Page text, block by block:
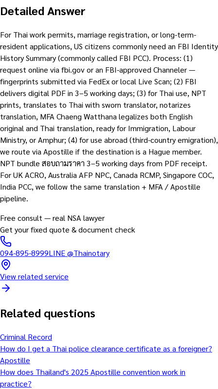
Detailed Answer
For Thai work permits, marriage registration, or long-term-
resident applications, US citizens commonly need an FBI Identity
History Summary (commonly called FBI PCC). Process: (1)
request online via fbi.gov or an FBI-approved Channeler —
fingerprints submitted via FedEx or local Live Scan; (2) FBI
delivers digital PDF in 3–5 working days; (3) for Thai use, NPT
prints, translates to Thai with sworn translator, notarizes
translation, MFA Chaeng Watthana legalizes both English
original and Thai translation, ready for Immigration, Labour
Ministry, or Amphur; (4) for use abroad (third-country emigration),
we route via Apostille if the destination is a Hague member.
NPT bundle สอบถามราคา 3–5 working days from PDF receipt.
For UK ACRO, Australia AFP NPC, Canada RCMP, Singapore COC,
India PCC, we follow the same translation + MFA / Apostille
pipeline.
Free consult — real NSA lawyer
Get your fixed quote & document check
094-895-8999LINE@Thainotary
View related service
Related questions
Criminal Record
How do I get a Thai police clearance certificate as a foreigner?
Apostille
How does Thailand's 2025 Apostille convention work in
practice?